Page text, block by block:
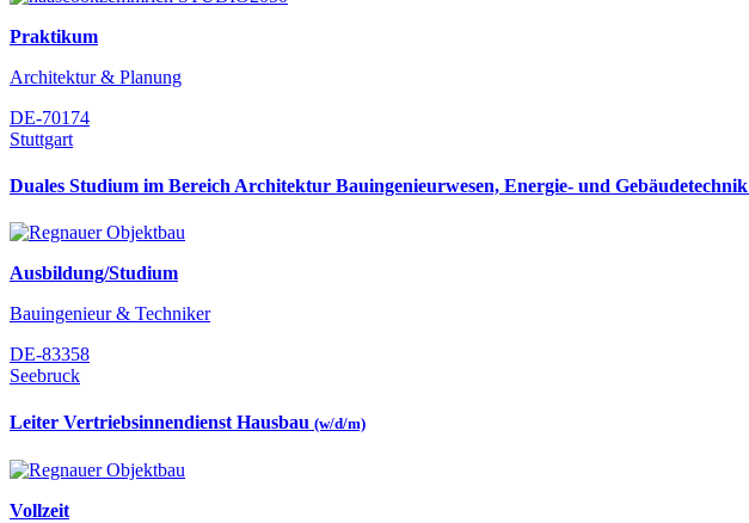
Praktikum
Architektur & Planung
DE-70174
Stuttgart
Duales Studium im Bereich Architektur Bauingenieurwesen, Energie- und Gebäudetechnik
Ausbildung/Studium
Bauingenieur & Techniker
DE-83358
Seebruck
Leiter Vertriebsinnendienst Hausbau (w/d/m)
Vollzeit